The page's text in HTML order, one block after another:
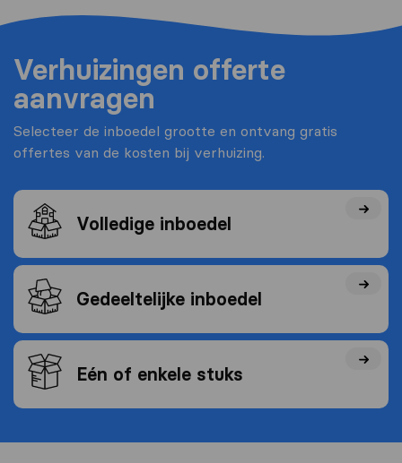
Verhuizingen offerte
aanvragen
Selecteer de inboedel grootte en ontvang gratis
offertes van de kosten bij verhuizing.
Volledige inboedel
Gedeeltelijke inboedel
Eén of enkele stuks